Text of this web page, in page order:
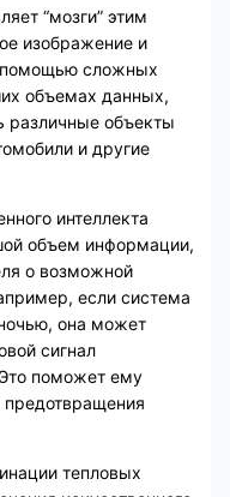
“мозги” этим
изображение и
помощью сложных
объемах данных,
различные объекты
и другие
интеллекта
объем информации,
о возможной
если система
она может
сигнал
поможет ему
тепловых